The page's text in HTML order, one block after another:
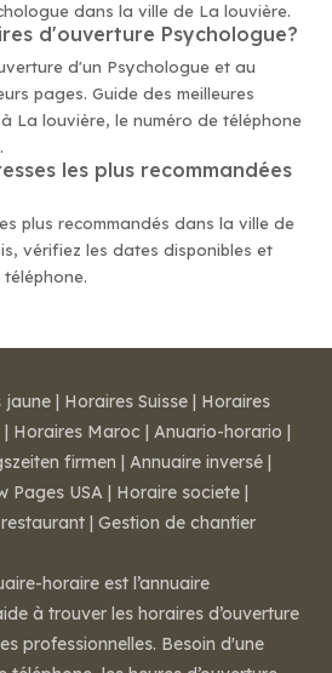
dans la ville de La louvière.
d'ouverture Psychologue?
d'un Psychologue et au
pages. Guide des meilleures
La louvière, le numéro de téléphone
les plus recommandées
plus recommandés dans la ville de
vérifiez les dates disponibles et
jaune | Horaires Suisse | Horaires
| Horaires Maroc | Anuario-horario |
firmen | Annuaire inversé |
Pages USA | Horaire societe |
| Gestion de chantier
horaire est l’annuaire
à trouver les horaires d’ouverture
professionnelles. Besoin d'une